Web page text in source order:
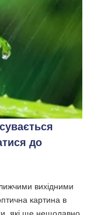
до
вихідними
картина в
які ще нещодавно